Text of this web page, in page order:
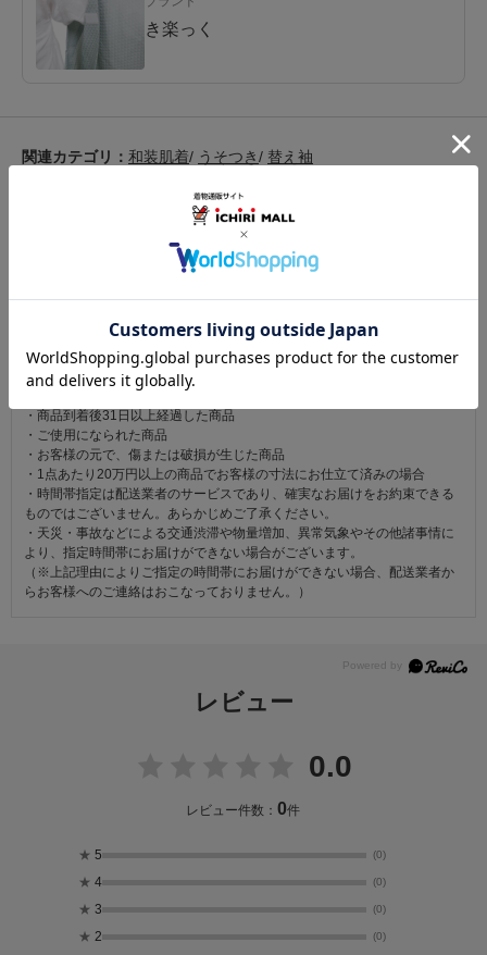
き楽っく
関連カテゴリ： 和装肌着/ うそつき/ 替え袖
この商品を見た人は
こちらの商品も見ています
お仕立て後、お客様の手元に届いてから30日以内であれば返品可能です。
返品にかかる送料は無料です。
・商品到着後31日以上経過した商品
・ご使用になられた商品
・お客様の元で、傷または破損が生じた商品
・1点あたり20万円以上の商品でお客様の寸法にお仕立て済みの場合
・時間帯指定は配送業者のサービスであり、確実なお届けをお約束できる
ものではございません。あらかじめご了承ください。
・天災・事故などによる交通渋滞や物量増加、異常気象やその他諸事情に
より、指定時間帯にお届けができない場合がございます。
（※上記理由によりご指定の時間帯にお届けができない場合、配送業者か
らお客様へのご連絡はおこなっておりません。）
レビュー
0.0
レビュー件数：0件
★ 5 (0)
★ 4 (0)
★ 3 (0)
★ 2 (0)